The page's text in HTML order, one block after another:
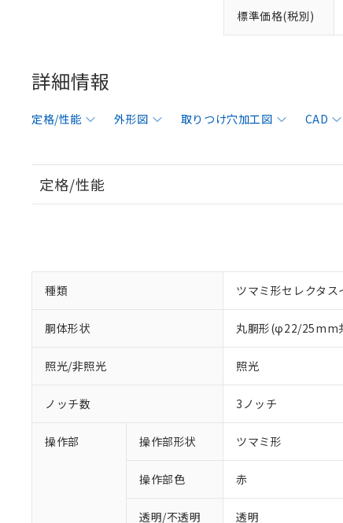
標準価格(税別)
詳細情報
定格/性能 外形図 取りつけ穴加工図 CAD
定格/性能
種類 ツマミ形セレクタス
胴体形状 丸胴形(φ22/25mm
照光/非照光 照光
ノッチ数 3ノッチ
操作部 操作部形状 ツマミ形
操作部色 赤
透明/不透明 透明